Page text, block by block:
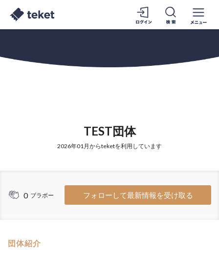
TEST団体
2026年01月からteketを利用しています
0 ブラボー フォローして最新情報を受け取る
団体紹介